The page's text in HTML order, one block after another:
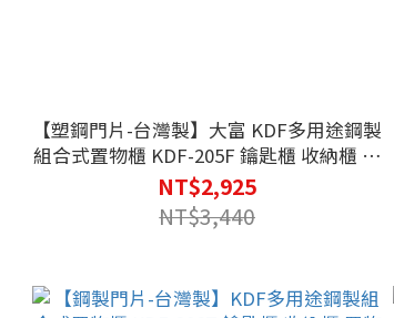
【塑鋼門片-台灣製】大富 KDF多用途鋼製
組合式置物櫃 KDF-205F 鑰匙櫃 收納櫃 置
鑰匙鎖 可改密碼鎖
NT$2,925
NT$3,440